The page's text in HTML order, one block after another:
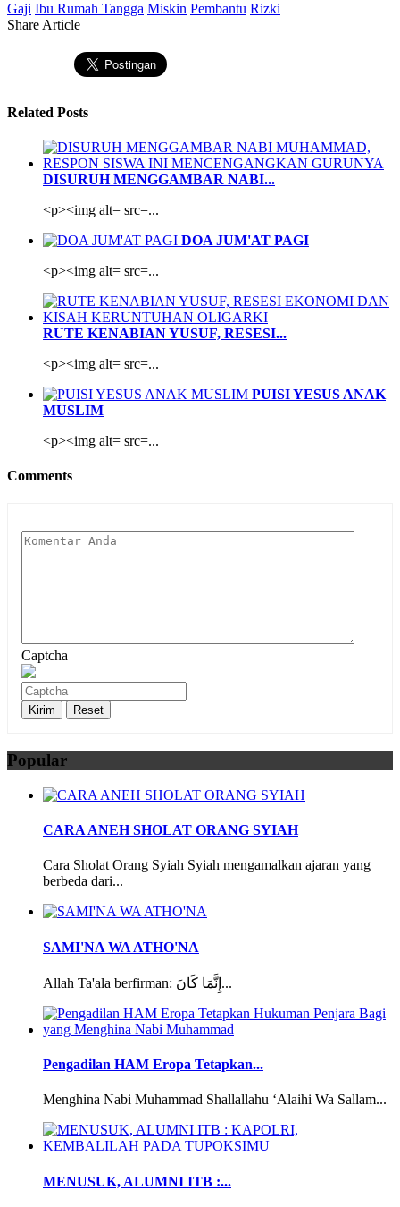
Gaji Ibu Rumah Tangga Miskin Pembantu Rizki
Share Article
Related Posts
DISURUH MENGGAMBAR NABI...
<p><img alt= src=...
DOA JUM'AT PAGI
<p><img alt= src=...
RUTE KENABIAN YUSUF, RESESI...
<p><img alt= src=...
PUISI YESUS ANAK
MUSLIM
<p><img alt= src=...
Comments
Captcha
Popular
CARA ANEH SHOLAT ORANG SYIAH
Cara Sholat Orang Syiah Syiah mengamalkan ajaran yang
berbeda dari...
SAMI'NA WA ATHO'NA
Allah Ta'ala berfirman: إِنَّمَا كَانَ...
Pengadilan HAM Eropa Tetapkan...
Menghina Nabi Muhammad Shallallahu ‘Alaihi Wa Sallam...
MENUSUK, ALUMNI ITB :...